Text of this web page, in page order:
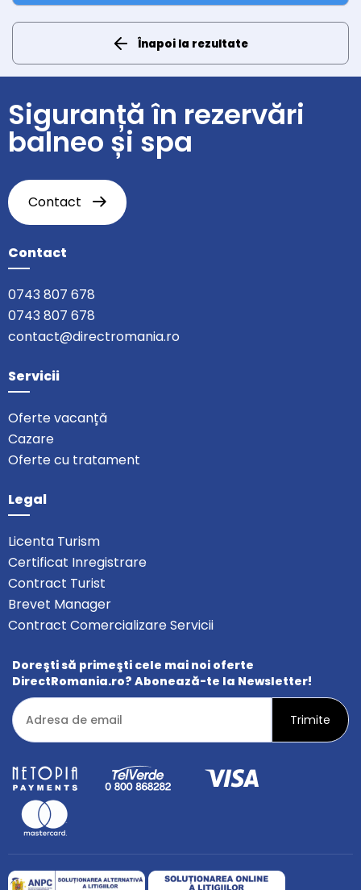
Înapoi la rezultate
Siguranță în rezervări
balneo și spa
Contact
Contact
0743 807 678
0743 807 678
contact@directromania.ro
Servicii
Oferte vacanță
Cazare
Oferte cu tratament
Legal
Licenta Turism
Certificat Inregistrare
Contract Turist
Brevet Manager
Contract Comercializare Servicii
Doreşti să primeşti cele mai noi oferte
DirectRomania.ro? Abonează-te la Newsletter!